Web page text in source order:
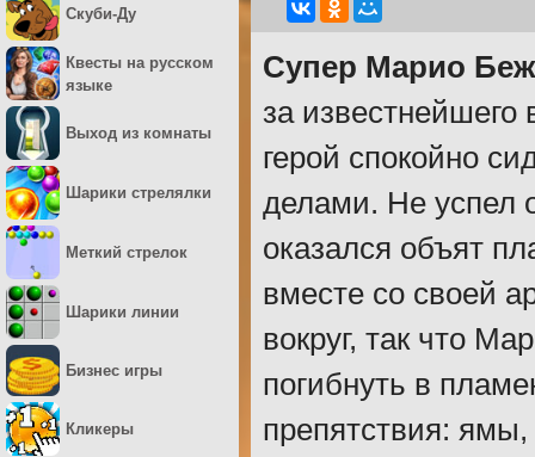
Супер Марио
за
герой спокойно
делами. Не успел
оказался объят
вместе со своей
вокруг, так что
погибнуть в
препятствия:
Скуби-Ду
Квесты на русском
языке
Выход из комнаты
Шарики стрелялки
Меткий стрелок
Шарики линии
Бизнес игры
Кликеры